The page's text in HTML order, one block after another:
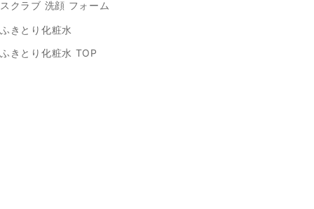
スクラブ 洗顔 フォーム
ふきとり化粧水
ふきとり化粧水 TOP